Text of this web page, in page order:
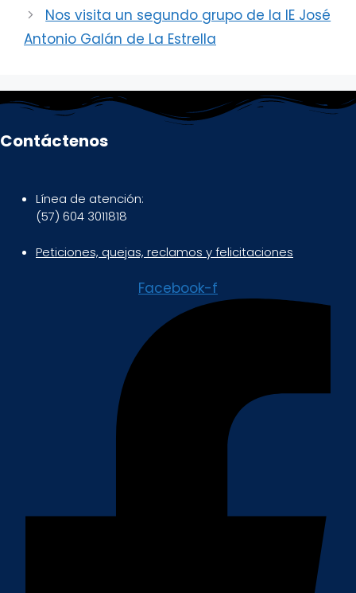
Nos visita un segundo grupo de la IE José
Antonio Galán de La Estrella
Contáctenos
Línea de atención:
(57) 604 3011818
Peticiones, quejas, reclamos y felicitaciones
Facebook-f